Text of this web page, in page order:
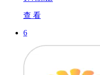
查 看
6